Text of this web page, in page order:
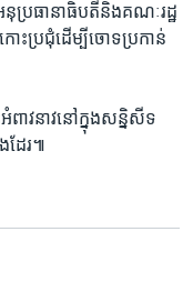
ប្រធានាធិបតី​និង​គណៈរដ្ឋ
ោះ​ប្រជុំ​ដើម្បី​ចោទ​ប្រកាន់​
ពាវនាវ​នៅ​ក្នុង​សន្និសីទ​
ែរ៕